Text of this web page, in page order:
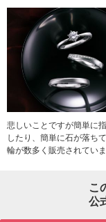
悲しいことですが簡単に
したり、簡単に石が落ち
輪が数多く販売されてい
に貴重な金属ですが、決
属ではありません。 そん
こ
公